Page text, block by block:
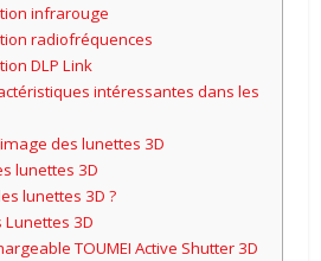
infrarouge
radiofréquences
DLP Link
intéressantes dans les
des lunettes 3D
lunettes 3D
lunettes 3D ?
3D
TOUMEI Active Shutter 3D